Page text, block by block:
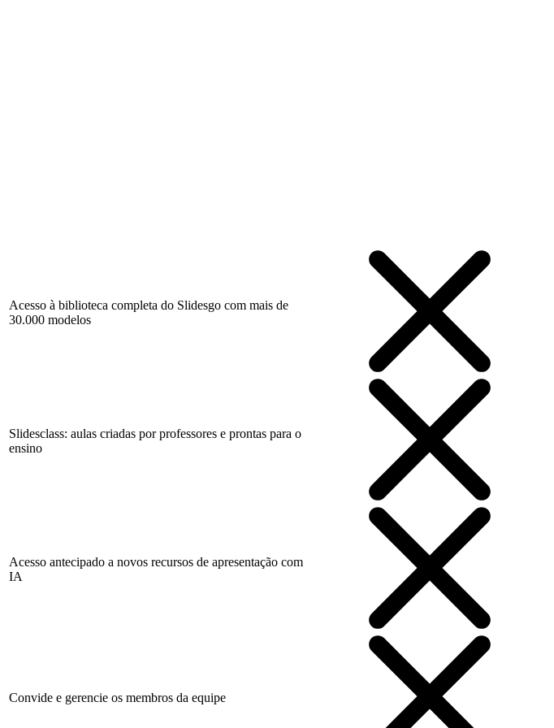
Acesso à biblioteca completa do Slidesgo com mais de
30.000 modelos
Slidesclass: aulas criadas por professores e prontas para o
ensino
Acesso antecipado a novos recursos de apresentação com
IA
Convide e gerencie os membros da equipe